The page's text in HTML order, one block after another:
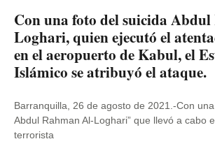
Con una foto del suicida
Loghari, quien ejecutó el
en el aeropuerto de Kabul, el
Islámico se atribuyó el ataque.
Barranquilla, 26 de agosto de 2021.-Con
Abdul Rahman Al-Loghari” que llevó a cabo
terrorista